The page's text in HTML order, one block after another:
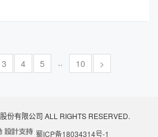
3 4 5 .. 10 >
份有限公司 ALL RIGHTS RESERVED.
蜀ICP备18034314号-1